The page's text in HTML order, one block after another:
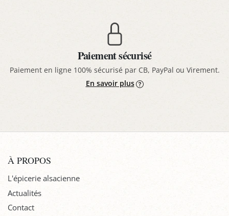
Paiement sécurisé
Paiement en ligne 100% sécurisé par CB, PayPal ou Virement.
En savoir plus
À PROPOS
L'épicerie alsacienne
Actualités
Contact